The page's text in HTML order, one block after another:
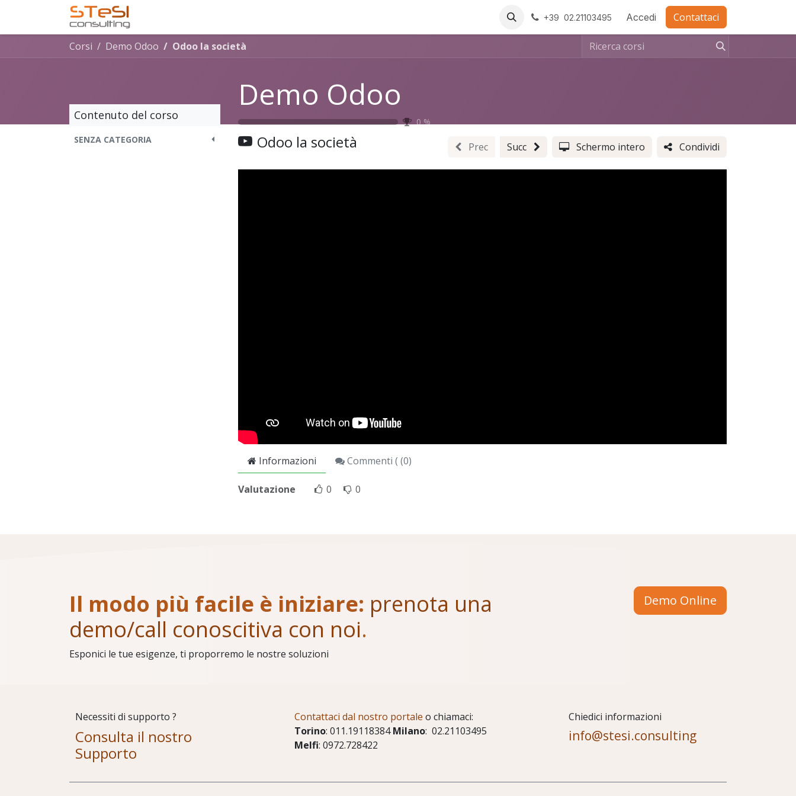
Passa al contenuto
Lavora con noi+39 02.21103495 Accedi Contattaci
Corsi Demo Odoo Odoo la società
Demo Odoo
0%
Contenuto del corso
SENZA CATEGORIA Odoo la società Prec Succ Schermo intero Condividi
Informazioni Commenti ( (0)
Valutazione 0 0
Il modo più facile è iniziare: prenota una
demo/call conoscitiva con noi.
Esponici le tue esigenze, ti proporremo le nostre soluzioni
Demo Online
Necessiti di supporto ?
Consulta il nostro
Supporto
Chiedici informazioni
info@stesi.consulting
Contattaci dal nostro portale o chiamaci:
Torino: 011.19118384Milano: 02.21103495
Melfi: 0972.728422